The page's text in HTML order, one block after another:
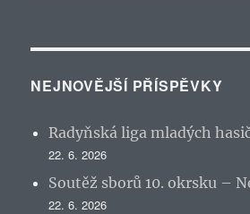
NEJNOVĚJŠÍ PŘÍSPĚVKY
Radyňská liga mladých
22. 6. 2026
Soutěž sborů 10. okrsku –
22. 6. 2026